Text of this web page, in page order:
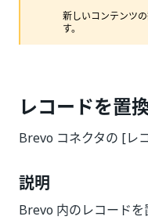
新しいコンテンツ
す。
レコードを置
Brevo コネクタの [レ
説明
Brevo 内のレコードを